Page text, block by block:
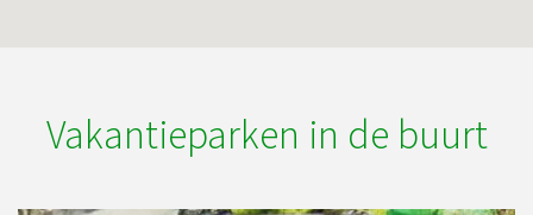
Vakantieparken in de buurt